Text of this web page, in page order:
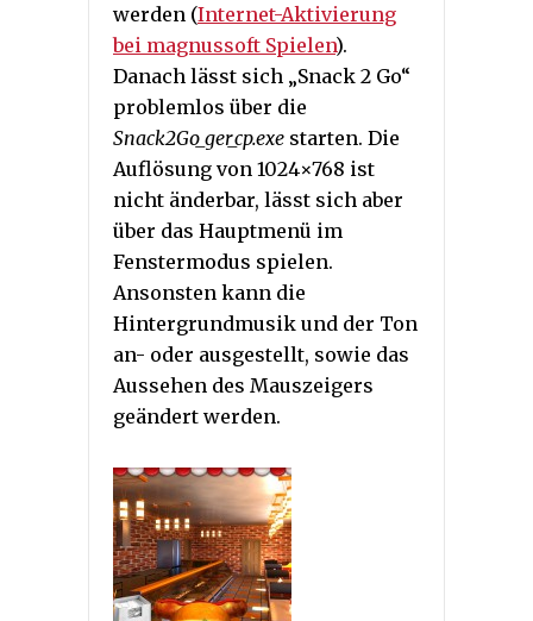
werden (Internet-Aktivierung
bei magnussoft Spielen).
Danach lässt sich „Snack 2 Go“
problemlos über die
Snack2Go_ger_cp.exe starten. Die
Auflösung von 1024×768 ist
nicht änderbar, lässt sich aber
über das Hauptmenü im
Fenstermodus spielen.
Ansonsten kann die
Hintergrundmusik und der Ton
an- oder ausgestellt, sowie das
Aussehen des Mauszeigers
geändert werden.